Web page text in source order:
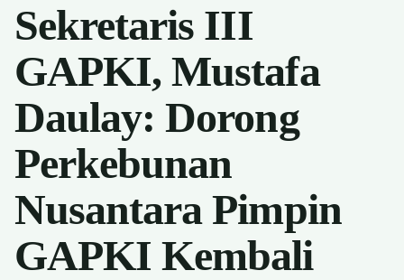
Sekretaris III
GAPKI, Mustafa
Daulay: Dorong
Perkebunan
Nusantara Pimpin
GAPKI Kembali